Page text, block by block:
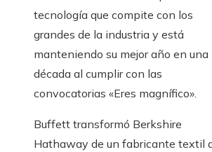
tecnología que compite con los
grandes de la industria y está
manteniendo su mejor año en una
década al cumplir con las
convocatorias «Eres magnífico».
Buffett transformó Berkshire
Hathaway de un fabricante textil